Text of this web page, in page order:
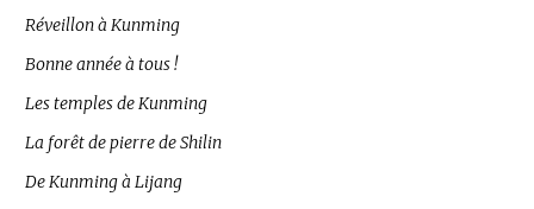
Réveillon à Kunming
Bonne année à tous !
Les temples de Kunming
La forêt de pierre de Shilin
De Kunming à Lijang